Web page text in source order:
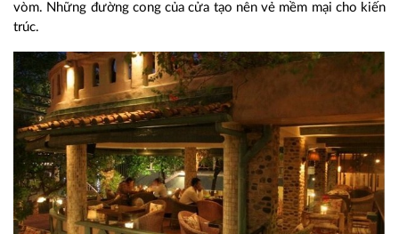
vòm. Những đường cong của cửa tạo nên vẻ mềm mại cho kiến
trúc.